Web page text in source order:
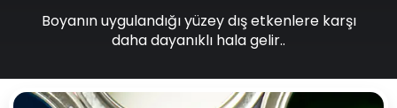
Boyanın uygulandığı yüzey dış etkenlere karşı
daha dayanıklı hala gelir..